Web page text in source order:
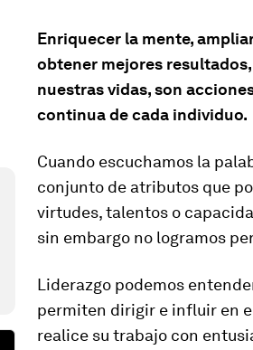
Enriquecer la mente,
obtener mejores
nuestras vidas, son
continua de cada individuo.
Cuando escuchamos la
conjunto de atributos que
virtudes, talentos o
sin embargo no logramos
Liderazgo podemos
permiten dirigir e influir en
realice su trabajo con